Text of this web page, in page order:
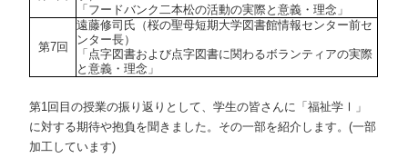
「フードバンク二本松の活動の実際と意義・理念」
第7回
遠藤修司氏（桜の聖母短期大学図書館情報センター前セ
ンター長）
「点字図書および点字図書に関わるボランティアの実際
と意義・理念」
第1回目の授業の振り返りとして、学生の皆さんに「福祉学Ⅰ」
に対する期待や抱負を聞きました。その一部を紹介します。(一部
加工しています)